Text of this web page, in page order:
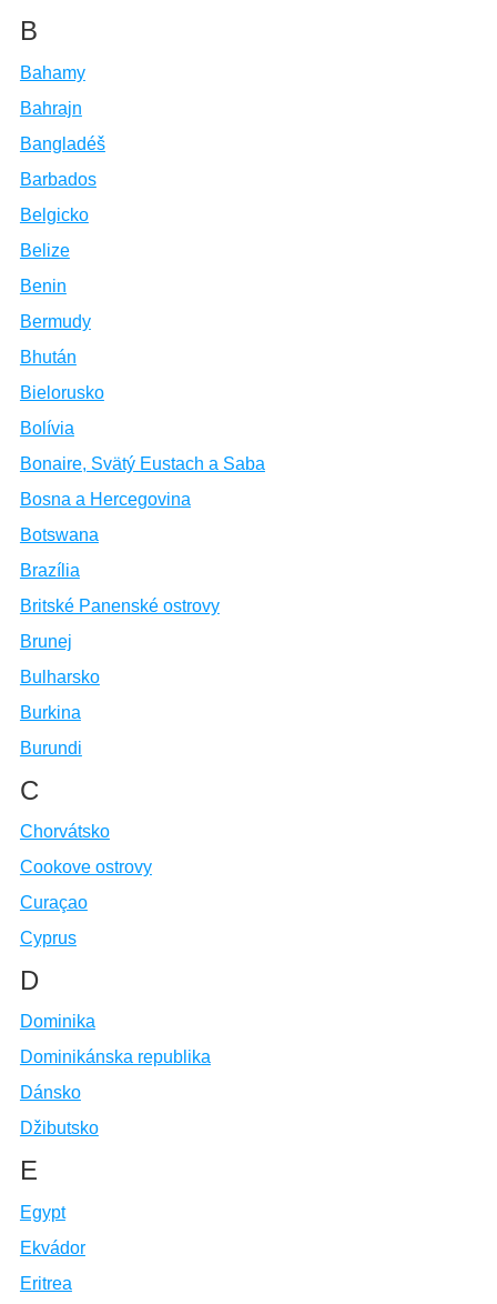
B
Bahamy
Bahrajn
Bangladéš
Barbados
Belgicko
Belize
Benin
Bermudy
Bhután
Bielorusko
Bolívia
Bonaire, Svätý Eustach a Saba
Bosna a Hercegovina
Botswana
Brazília
Britské Panenské ostrovy
Brunej
Bulharsko
Burkina
Burundi
C
Chorvátsko
Cookove ostrovy
Curaçao
Cyprus
D
Dominika
Dominikánska republika
Dánsko
Džibutsko
E
Egypt
Ekvádor
Eritrea